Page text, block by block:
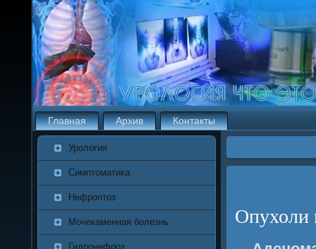
Главная Архив Контакты
Урология
Симптоматика
Нефроптоз
Мочекаменная болезнь
Гидронефроз
Опухоли